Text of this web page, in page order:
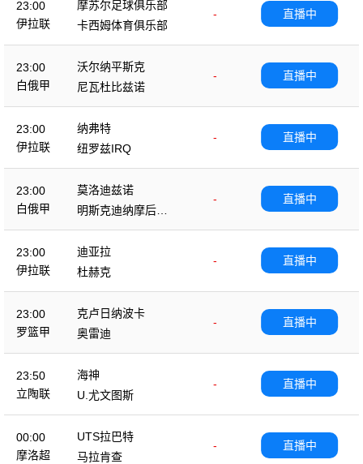
23:00
伊拉联
摩苏尔足球俱乐部
-
卡西姆体育俱乐部
直播中
23:00
白俄甲
沃尔纳平斯克
-
尼瓦杜比兹诺
直播中
23:00
伊拉联
纳弗特
-
纽罗兹IRQ
直播中
23:00
白俄甲
莫洛迪兹诺
-
明斯克迪纳摩后备
队
直播中
23:00
伊拉联
迪亚拉
-
杜赫克
直播中
23:00
罗篮甲
克卢日纳波卡
-
奥雷迪
直播中
23:50
立陶联
海神
-
U.尤文图斯
直播中
00:00
摩洛超
UTS拉巴特
-
马拉肯查
直播中